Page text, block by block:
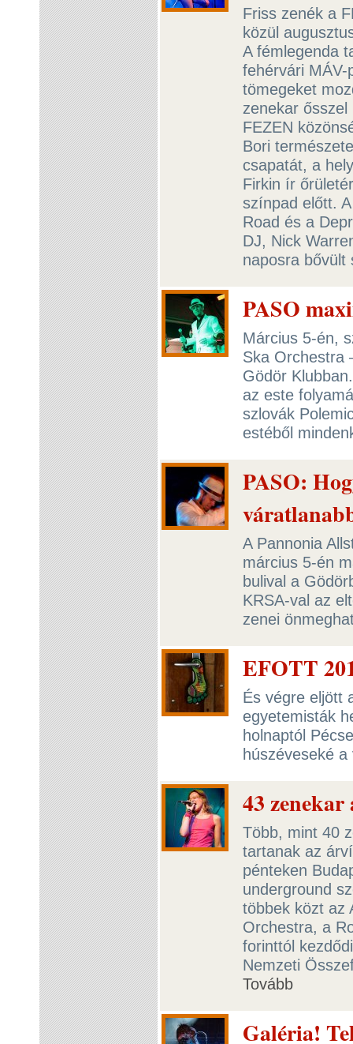
Friss zenék a
közül
A fémlegenda
fehérvári MÁV-
tömegeket
zenekar
FEZEN
Bori
csapatát, a
Firkin ír
színpad előtt.
Road és a
DJ, Nick
naposra
PASO
Március 5-én,
Ska Orchestra
Gödör
az este
szlovák
estéből
PASO:
A Pannonia
március 5-én
bulival a
KRSA-val az
zenei
EFOTT
És végre eljött
egyetemisták
holnaptól
húszéveseké
43
Több, mint 40
tartanak az
pénteken
underground
többek közt az
Orchestra, a
forinttól
Nemzeti
Tovább
Galéria!